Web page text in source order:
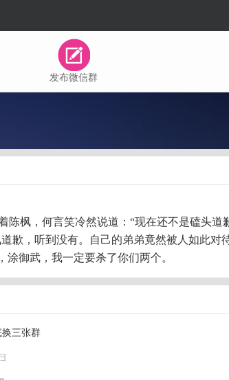
发布微信群
枫，何言笑冷然说道：“现在还不是磕头道
歉，听到没有。自己的弟弟竟然被人如此对
御武，我一定要杀了你们两个。